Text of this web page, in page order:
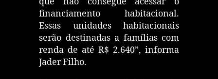
financiamento habitacional.
Essas unidades habitacionais
serão destinadas a famílias com
renda de até R$ 2.640”, informa
Jader Filho.